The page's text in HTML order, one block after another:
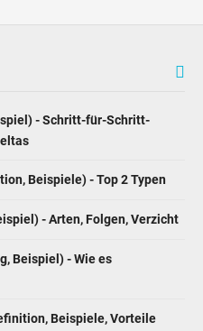
- Schritt-für-Schritt-
Beispiele) - Top 2 Typen
- Arten, Folgen, Verzicht
Beispiel) - Wie es
Beispiele, Vorteile